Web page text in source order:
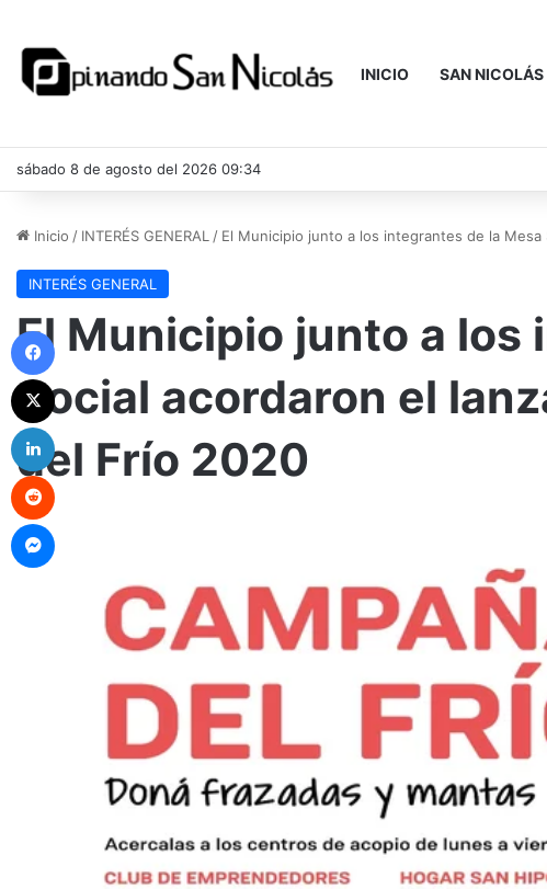
INICIO SAN NICOLÁS
sábado 8 de agosto del 2026 09:34
Inicio / INTERÉS GENERAL / El Municipio junto a los integrantes de la
INTERÉS GENERAL
El Municipio junto a los
Social acordaron el
del Frío 2020
Facebook
Reddit